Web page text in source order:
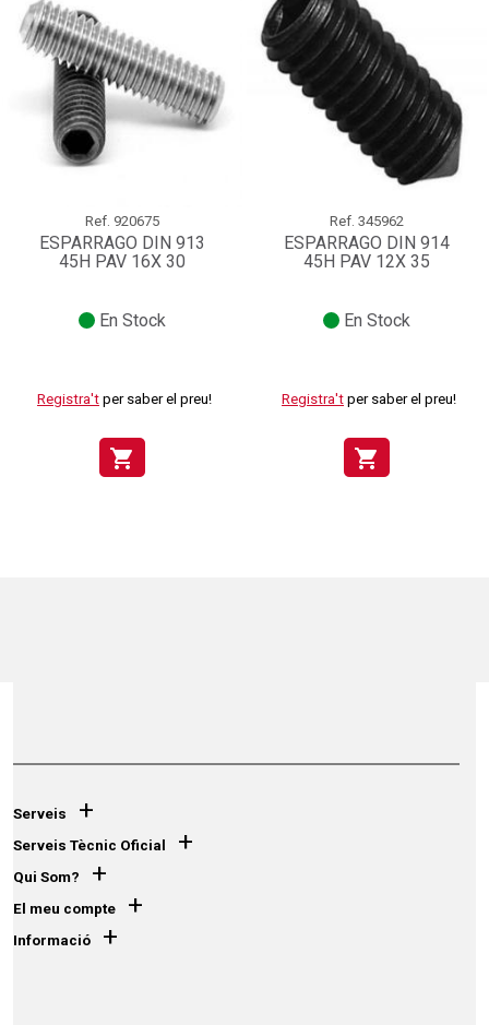
Ref. 920675
ESPARRAGO DIN 913
45H PAV 16X 30
En Stock
Registra't per saber el preu!
shopping_cart
Ref. 345962
ESPARRAGO DIN 914
45H PAV 12X 35
En Stock
Registra't per saber el preu!
shopping_cart
Serveis +
Serveis Tècnic Oficial +
Qui Som? +
El meu compte +
Informació +